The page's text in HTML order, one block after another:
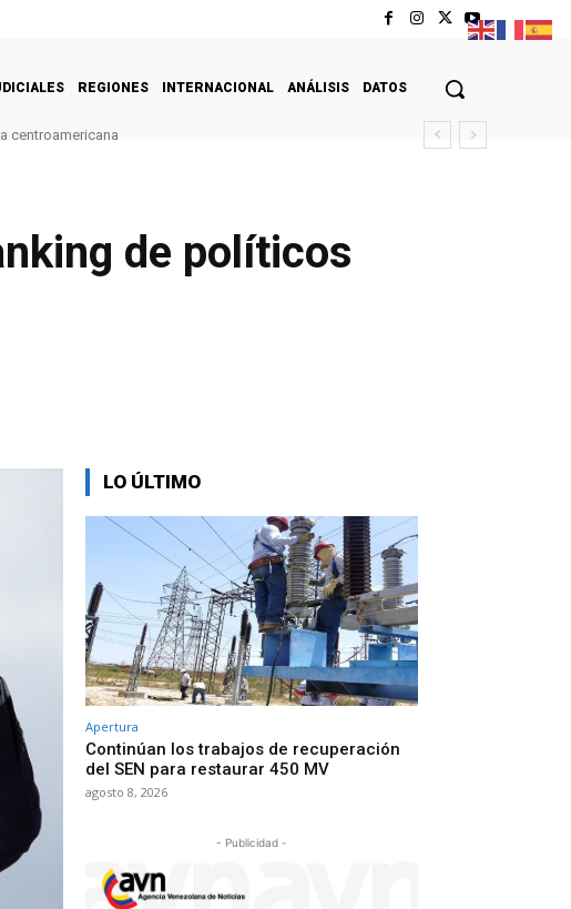
REGIONES INTERNACIONAL ANÁLISIS DATOS
centroamericana
de políticos
LO ÚLTIMO
Apertura
Continúan los trabajos de recuperación
del SEN para restaurar 450 MV
agosto 8, 2026
- Publicidad -